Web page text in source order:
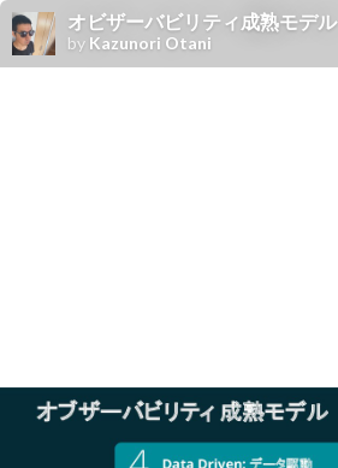
オビザーバビリティ成熟モデル
by Kazunori Otani